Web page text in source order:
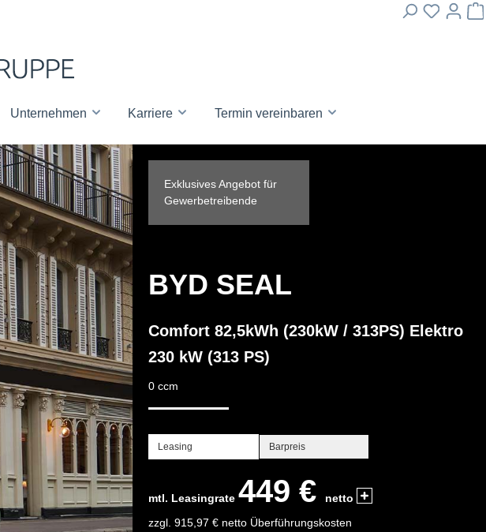
Unternehmen Karriere Termin vereinbaren
Exklusives Angebot für
Gewerbetreibende
BYD SEAL
Comfort 82,5kWh (230kW / 313PS) Elektro
230 kW (313 PS)
0 ccm
Leasing Barpreis
mtl. Leasingrate 449 €
netto
zzgl. 915,97 € netto Überführungskosten